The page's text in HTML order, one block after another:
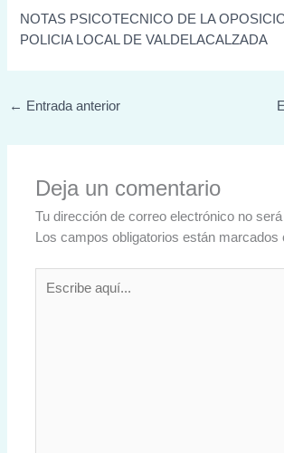
NOTAS PSICOTECNICO DE LA
POLICIA LOCAL DE VALDELACALZADA
← Entrada anterior
Deja un comentario
Tu dirección de correo electrónico no
Los campos obligatorios están
aquí...